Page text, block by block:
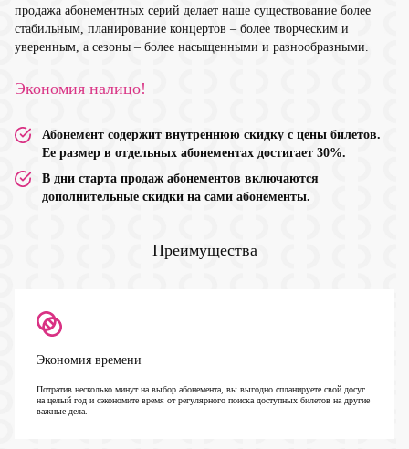
продажа абонементных серий делает наше существование более
стабильным, планирование концертов – более творческим и
уверенным, а сезоны – более насыщенными и разнообразными.
Экономия налицо!
Абонемент содержит внутреннюю скидку с цены билетов.
Ее размер в отдельных абонементах достигает 30%.
В дни старта продаж абонементов включаются
дополнительные скидки на сами абонементы.
Преимущества
Экономия времени
Потратив несколько минут на выбор абонемента, вы выгодно спланируете свой досуг
на целый год и сэкономите время от регулярного поиска доступных билетов на другие
важные дела.